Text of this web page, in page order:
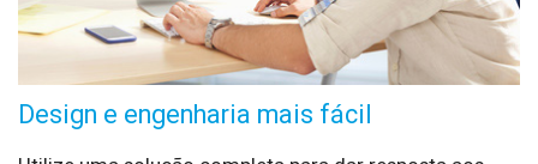
Design e engenharia mais fácil